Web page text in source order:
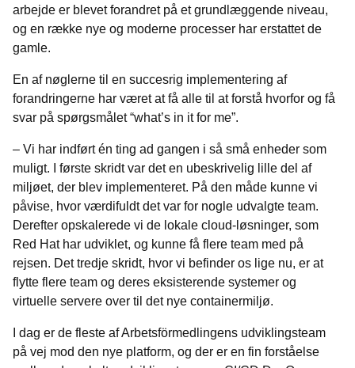
arbejde er blevet forandret på et grundlæggende niveau,
og en række nye og moderne processer har erstattet de
gamle.
En af nøglerne til en succesrig implementering af
forandringerne har været at få alle til at forstå hvorfor og få
svar på spørgsmålet “what’s in it for me”.
– Vi har indført én ting ad gangen i så små enheder som
muligt. I første skridt var det en ubeskrivelig lille del af
miljøet, der blev implementeret. På den måde kunne vi
påvise, hvor værdifuldt det var for nogle udvalgte team.
Derefter opskalerede vi de lokale cloud-løsninger, som
Red Hat har udviklet, og kunne få flere team med på
rejsen. Det tredje skridt, hvor vi befinder os lige nu, er at
flytte flere team og deres eksisterende systemer og
virtuelle servere over til det nye containermiljø.
I dag er de fleste af Arbetsförmedlingens udviklingsteam
på vej mod den nye platform, og der er en fin forståelse